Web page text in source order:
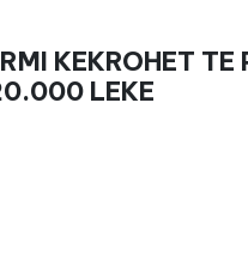
KEKROHET TE
LEKE